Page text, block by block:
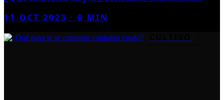
11 OCT 2023 ·0 MIN